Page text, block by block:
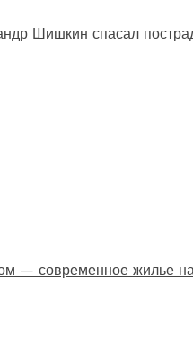
Шишкин спасал
— современное жилье